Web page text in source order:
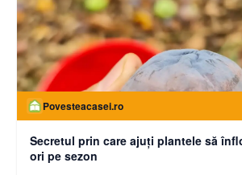
Povesteacasei.ro
Secretul prin care ajuți plantele să
ori pe sezon